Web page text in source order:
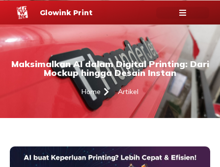
Glowink Print
Maksimalkan AI dalam Digital Printing: Dari
Mockup hingga Desain Instan
Home Artikel